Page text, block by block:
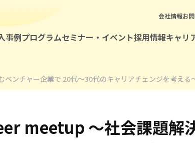
会社情報お
ー制度支援
クショップによる女性リーダー育成
事例プログラムセミナー・イベント採用情報キャリ
チャー企業で 20代〜30代のキャリアチェンジを考える
meetup 〜社会課題解